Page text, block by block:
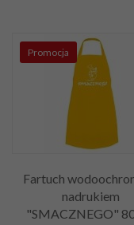
Promocja
Fartuch
nadrukiem
"SMACZNEGO"